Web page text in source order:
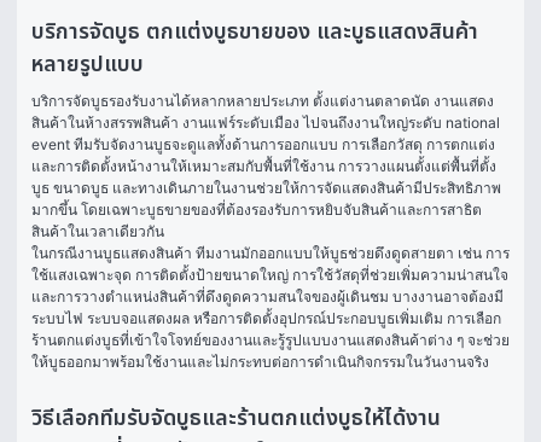
บริการจัดบูธ ตกแต่งบูธขายของ และบูธแสดงสินค้า
หลายรูปแบบ
บริการจัดบูธรองรับงานได้หลากหลายประเภท ตั้งแต่งานตลาดนัด งานแสดง
สินค้าในห้างสรรพสินค้า งานแฟร์ระดับเมือง ไปจนถึงงานใหญ่ระดับ national
event ทีมรับจัดงานบูธจะดูแลทั้งด้านการออกแบบ การเลือกวัสดุ การตกแต่ง
และการติดตั้งหน้างานให้เหมาะสมกับพื้นที่ใช้งาน การวางแผนตั้งแต่พื้นที่ตั้ง
บูธ ขนาดบูธ และทางเดินภายในงานช่วยให้การจัดแสดงสินค้ามีประสิทธิภาพ
มากขึ้น โดยเฉพาะบูธขายของที่ต้องรองรับการหยิบจับสินค้าและการสาธิต
สินค้าในเวลาเดียวกัน
ในกรณีงานบูธแสดงสินค้า ทีมงานมักออกแบบให้บูธช่วยดึงดูดสายตา เช่น การ
ใช้แสงเฉพาะจุด การติดตั้งป้ายขนาดใหญ่ การใช้วัสดุที่ช่วยเพิ่มความน่าสนใจ
และการวางตำแหน่งสินค้าที่ดึงดูดความสนใจของผู้เดินชม บางงานอาจต้องมี
ระบบไฟ ระบบจอแสดงผล หรือการติดตั้งอุปกรณ์ประกอบบูธเพิ่มเติม การเลือก
ร้านตกแต่งบูธที่เข้าใจโจทย์ของงานและรู้รูปแบบงานแสดงสินค้าต่าง ๆ จะช่วย
ให้บูธออกมาพร้อมใช้งานและไม่กระทบต่อการดำเนินกิจกรรมในวันงานจริง
วิธีเลือกทีมรับจัดบูธและร้านตกแต่งบูธให้ได้งาน